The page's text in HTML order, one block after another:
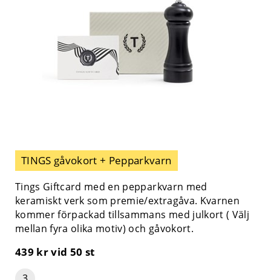
TINGS gåvokort + Pepparkvarn
Tings Giftcard med en pepparkvarn med
keramiskt verk som premie/extragåva. Kvarnen
kommer förpackad tillsammans med julkort ( Välj
mellan fyra olika motiv) och gåvokort.
439 krvid 50 st